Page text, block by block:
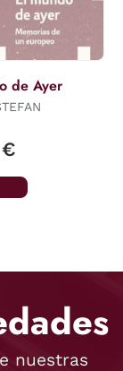
de Ayer
nuestras